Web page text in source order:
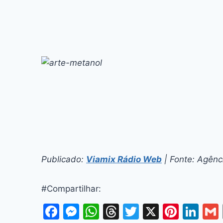
Publicado: Viamix Rádio Web | Fonte:
#Compartilhar:
F
M W T
T
X
Pi Li